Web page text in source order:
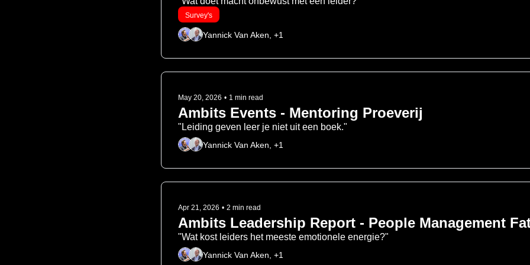
Survey's
Yannick Van Aken, +1
May 20, 2026 • 1 min read
Ambits Events - Mentoring Proeverij
"Leiding geven leer je niet uit een boek."
Yannick Van Aken, +1
Apr 21, 2026 • 2 min read
Ambits Leadership Report - People Management
"Wat kost leiders het meeste emotionele energie?"
Yannick Van Aken, +1